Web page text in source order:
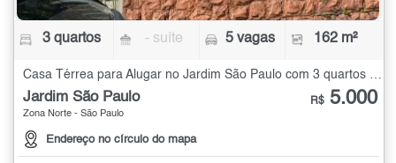
3 quartos - suíte 5 vagas 162 m²
Jardim São Paulo
Zona Norte - São Paulo
Endereço no círculo do mapa
R$ 5.000